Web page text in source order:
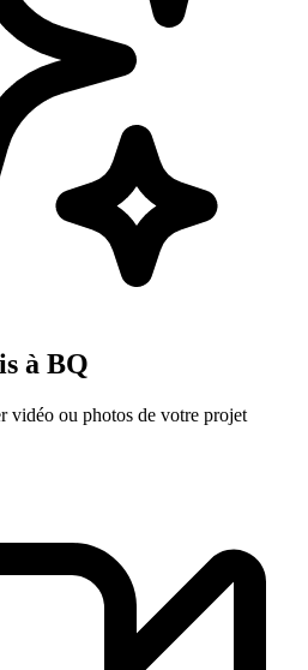
à BQ
vidéo ou photos de votre projet